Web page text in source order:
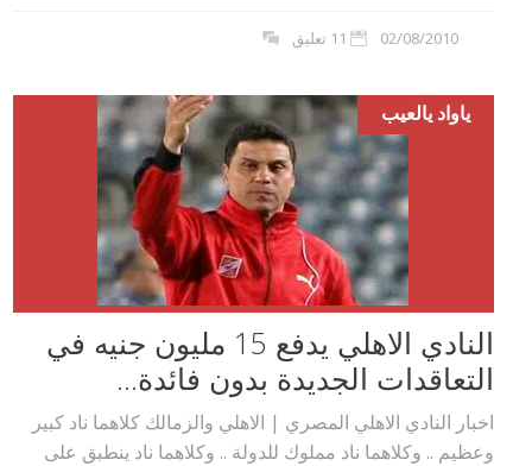
02/08/2010 11 تعليق
ياواد يالعيب
النادي الاهلي يدفع 15 مليون جنيه في
التعاقدات الجديدة بدون فائدة...
اخبار النادي الاهلي المصري | الاهلي والزمالك كلاهما ناد كبير
وعظيم .. وكلاهما ناد مملوك للدولة .. وكلاهما ناد ينطبق على